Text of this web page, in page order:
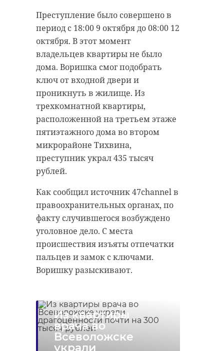
Преступление было совершено в
период с 18:00 9 октября до 08:00 12
октября. В этот момент
владельцев квартиры не было
дома. Воришка смог подобрать
ключ от входной двери и
проникнуть в жилище. Из
трехкомнатной квартиры,
расположенной на третьем этаже
пятиэтажного дома во втором
микрорайоне Тихвина,
преступник украл 435 тысяч
рублей.
Как сообщил источник 47channel в
правоохранительных органах, по
факту случившегося возбуждено
уголовное дело. С места
происшествия изъяты отпечатки
пальцев и замок с ключами.
Воришку разыскивают.
Из квартиры
врача во
Всеволожске
украли
Гостинцев оказалось так много,
что на их отправку у волонтеров
ушло четыре дня. В коробках -
нужные и приятные подарки для
бойцов, проходящих лечение,
одежда для выписывающихся
мужчин, а также письма со
словами поддержки и детские
рисунки.
Ленинградцы отправили в
госпиталь одежду, садовые яблоки,
вкусности к чаю, одежду и многое
другое. Хозяюшки передали
бойцам домашнее варенье,
выпечку и аджику. Компания
заботливых женщин связала для
пациентов шерстяные носки, а
художница Валерия создала
дощечки с рукописными
подготовили для бойцов рисунки
и письма.
На призыв о помощи